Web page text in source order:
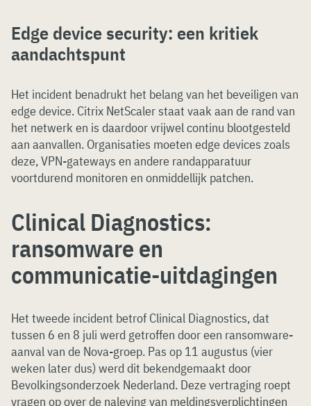
Edge device security: een kritiek
aandachtspunt
Het incident benadrukt het belang van het beveiligen van
edge device. Citrix NetScaler staat vaak aan de rand van
het netwerk en is daardoor vrijwel continu blootgesteld
aan aanvallen. Organisaties moeten edge devices zoals
deze, VPN-gateways en andere randapparatuur
voortdurend monitoren en onmiddellijk patchen.
Clinical Diagnostics:
ransomware en
communicatie-uitdagingen
Het tweede incident betrof Clinical Diagnostics, dat
tussen 6 en 8 juli werd getroffen door een ransomware-
aanval van de Nova-groep. Pas op 11 augustus (vier
weken later dus) werd dit bekendgemaakt door
Bevolkingsonderzoek Nederland. Deze vertraging roept
vragen op over de naleving van meldingsverplichtingen